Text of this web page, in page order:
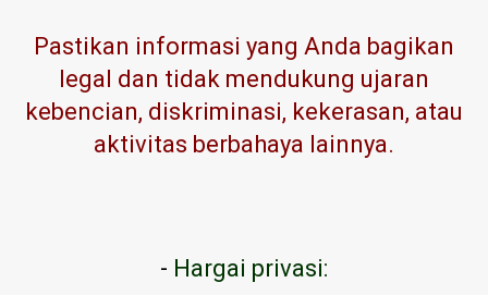
Pastikan informasi yang Anda bagikan
legal dan tidak mendukung ujaran
kebencian, diskriminasi, kekerasan, atau
aktivitas berbahaya lainnya.
- Hargai privasi: